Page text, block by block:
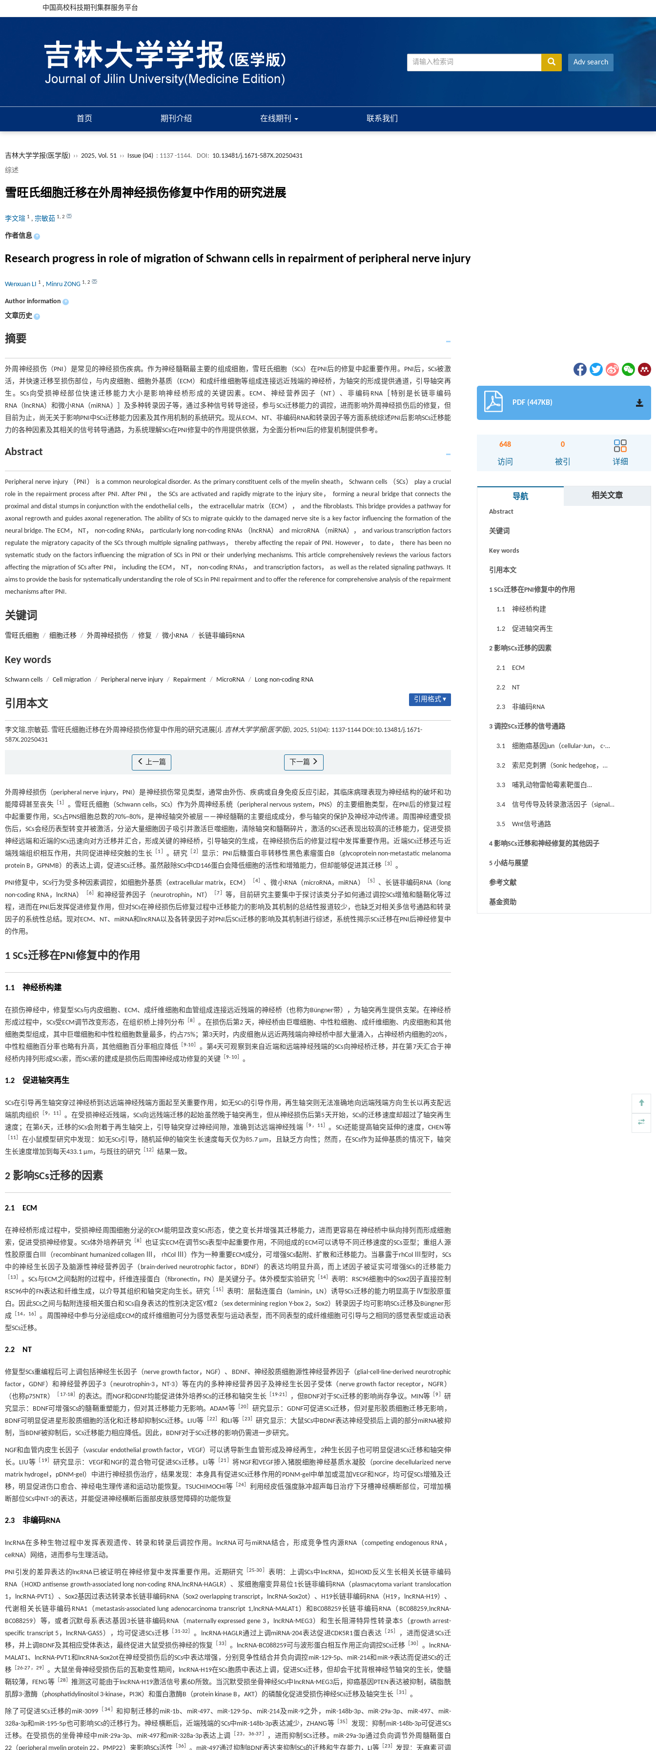
中国高校科技期刊集群服务平台
Adv search
首页 期刊介绍 在线期刊 联系我们
吉林大学学报(医学版) ›› 2025, Vol. 51 ›› Issue (04) : 1137 -1144. DOI: 10.13481/j.1671-587X.20250431
综述
雪旺氏细胞迁移在外周神经损伤修复中作用的研究进展
李文瑄 1 , 宗敏茹 1, 2
作者信息 +
Research progress in role of migration of Schwann cells in repairment of peripheral nerve injury
Wenxuan LI 1 , Minru ZONG 1, 2
Author information +
文章历史 +
摘要
外周神经损伤（PNI）是常见的神经损伤疾病。作为神经髓鞘最主要的组成细胞，雪旺氏细胞（SCs）在PNI后的修复中起重要作用。PNI后，SCs被激
活，并快速迁移至损伤部位，与内皮细胞、细胞外基质（ECM）和成纤维细胞等组成连接远近残端的神经桥，为轴突的形成提供通道，引导轴突再
生。SCs向受损神经部位快速迁移能力大小是影响神经桥形成的关键因素。ECM、神经营养因子（NT）、非编码RNA［特别是长链非编码
RNA（lncRNA）和微小RNA（miRNA）］及多种转录因子等，通过多种信号转导途径，参与SCs迁移能力的调控，进而影响外周神经损伤后的修复，但
目前为止，尚无关于影响PNI中SCs迁移能力因素及其作用机制的系统研究。现从ECM、NT、非编码RNA和转录因子等方面系统综述PNI后影响SCs迁移能
力的各种因素及其相关的信号转导通路，为系统理解SCs在PNI修复中的作用提供依据，为全面分析PNI后的修复机制提供参考。
Abstract
Peripheral nerve injury （PNI） is a common neurological disorder. As the primary constituent cells of the myelin sheath， Schwann cells （SCs） play a crucial
role in the repairment process after PNI. After PNI， the SCs are activated and rapidly migrate to the injury site， forming a neural bridge that connects the
proximal and distal stumps in conjunction with the endothelial cells， the extracellular matrix（ECM）， and the fibroblasts. This bridge provides a pathway for
axonal regrowth and guides axonal regeneration. The ability of SCs to migrate quickly to the damaged nerve site is a key factor influencing the formation of the
neural bridge. The ECM， NT， non-coding RNAs， particularly long non-coding RNAs （lncRNA） and microRNA （miRNA）， and various transcription factors
regulate the migratory capacity of the SCs through multiple signaling pathways， thereby affecting the repair of PNI. However， to date， there has been no
systematic study on the factors influencing the migration of SCs in PNI or their underlying mechanisms. This article comprehensively reviews the various factors
affecting the migration of SCs after PNI， including the ECM， NT， non-coding RNAs， and transcription factors， as well as the related signaling pathways. It
aims to provide the basis for systematically understanding the role of SCs in PNI repairment and to offer the reference for comprehensive analysis of the repairment
mechanisms after PNI.
关键词
雪旺氏细胞 / 细胞迁移 / 外周神经损伤 / 修复 / 微小RNA / 长链非编码RNA
Key words
Schwann cells / Cell migration / Peripheral nerve injury / Repairment / MicroRNA / Long non-coding RNA
引用本文 引用格式 ▾
李文瑄,宗敏茹. 雪旺氏细胞迁移在外周神经损伤修复中作用的研究进展[J]. 吉林大学学报(医学版), 2025, 51(04): 1137-1144 DOI:10.13481/j.1671-
587X.20250431
上一篇 下一篇
外周神经损伤（peripheral nerve injury，PNI）是神经损伤常见类型，通常由外伤、疾病或自身免疫反应引起，其临床病理表现为神经结构的破坏和功
能障碍甚至丧失
1
。雪旺氏细胞（Schwann cells，SCs）作为外周神经系统（peripheral nervous system，PNS）的主要细胞类型，在PNI后的修复过程
中起重要作用，SCs占PNS细胞总数的70%~80%，是神经轴突外被层——神经髓鞘的主要组成成分，参与轴突的保护及神经冲动传递。周围神经遭受损
伤后，SCs会经历表型转变并被激活，分泌大量细胞因子吸引并激活巨噬细胞，清除轴突和髓鞘碎片，激活的SCs还表现出较高的迁移能力，促进受损
神经远端和近端的SCs迅速向对方迁移并汇合，形成关键的神经桥，引导轴突的生成，在神经损伤后的修复过程中发挥重要作用。近端SCs迁移还与近
端残端组织相互作用，共同促进神经突触的生长［ 1 。研究 2
显示：PNI后糖蛋白非转移性黑色素瘤蛋白B（glycoprotein non-metastatic melanoma
protein B，GPNMB）的表达上调，促进SCs迁移。虽然敲除SCs中CD146蛋白会降低细胞的活性和增殖能力，但却能够促进其迁移
3 。
PNI修复中，SCs行为受多种因素调控，如细胞外基质（extracellular matrix，ECM） 4］ 、微小RNA（microRNA，miRNA） 5
、长链非编码RNA（long
non-coding RNA，lncRNA）
6］和神经营养因子（neurotrophin，NT） ［7 ］等，目前研究主要集中于探讨该类分子如何通过调控SCs增殖和髓鞘化等过
程，进而在PNI后发挥促进修复作用，但对SCs在神经损伤后修复过程中迁移能力的影响及其机制的总结性报道较少，也缺乏对相关多信号通路和转录
因子的系统性总结。现对ECM、NT、miRNA和lncRNA以及各转录因子对PNI后SCs迁移的影响及其机制进行综述，系统性揭示SCs迁移在PNI后神经修复中
的作用。
1 SCs迁移在PNI修复中的作用
1.1 神经桥构建
在损伤神经中，修复型SCs与内皮细胞、ECM、成纤维细胞和血管组成连接远近残端的神经桥（也称为Büngner带），为轴突再生提供支架。在神经桥
形成过程中，SCs受ECM调节改变形态，在组织桥上排列分布
［8
。在损伤后第2 天，神经桥由巨噬细胞、中性粒细胞、成纤维细胞、内皮细胞和其他
细胞类型组成，其中巨噬细胞和中性粒细胞数量最多，约占75%；第3天时，内皮细胞从远近两残端向神经桥中部大量涌入，占神经桥内细胞的20%，
中性粒细胞百分率也略有升高，其他细胞百分率相应降低［9-10
。第4天可观察到来自近端和远端神经残端的SCs向神经桥迁移，并在第7天汇合于神
经桥内排列形成SCs索，而SCs索的建成是损伤后周围神经成功修复的关键
9- 10 。
1.2 促进轴突再生
SCs在引导再生轴突穿过神经桥到达远端神经残端方面起至关重要作用，如无SCs的引导作用，再生轴突则无法准确地向远端残端方向生长以再支配远
端肌肉组织
9， 11
。在受损神经近残端，SCs向远残端迁移的起始虽然晚于轴突再生，但从神经损伤后第5天开始，SCs的迁移速度却超过了轴突再生
速度；在第6天，迁移的SCs会附着于再生轴突上，引导轴突穿过神经间隙，准确到达远端神经残端［9， 11 。SCs还能提高轴突延伸的速度，CHEN等
11
在小鼠模型研究中发现：如无SCs引导，随机延伸的轴突生长速度每天仅为85.7 μm，且缺乏方向性；然而，在SCs作为延伸基质的情况下，轴突
生长速度增加到每天433.1 μm，与既往的研究
12 结果一致。
2 影响SCs迁移的因素
2.1 ECM
在神经桥形成过程中，受损神经周围细胞分泌的ECM能明显改变SCs形态，使之变长并增强其迁移能力，进而更容易在神经桥中纵向排列而形成细胞
索，促进受损神经修复。SCs体外培养研究
8 ］也证实ECM在调节SCs表型中起重要作用，不同组成的ECM可以诱导不同迁移速度的SCs亚型；重组人源
性胶原蛋白Ⅲ（recombinant humanized collagen Ⅲ， rhCol Ⅲ）作为一种重要ECM成分，可增强SCs黏附、扩散和迁移能力。当暴露于rhCol Ⅲ型时，SCs
中的神经生长因子及脑源性神经营养因子（brain-derived neurotrophic factor，BDNF）的表达均明显升高，而上述因子被证实可增强SCs的迁移能力
13 。SCs与ECM之间黏附的过程中，纤维连接蛋白（fibronectin，FN）是关键分子。体外模型实验研究 14］ 表明：RSC96细胞中的Sox2因子直接控制
RSC96中的FN表达和纤维生成，以介导其组织和轴突定向生长。研究
15
表明：层黏连蛋白（laminin，LN）诱导SCs迁移的能力明显高于Ⅳ型胶原蛋
白。因此SCs之间与黏附连接相关蛋白和SCs自身表达的性别决定区Y框2（sex determining region Y-box 2，Sox2）转录因子均可影响SCs迁移及Büngner形
成
14， 16
。周围神经中参与分泌组成ECM的成纤维细胞可分为感觉表型与运动表型，而不同表型的成纤维细胞可引导与之相同的感觉表型或运动表
型SCs迁移。
2.2 NT
修复型SCs重编程后可上调包括神经生长因子（nerve growth factor，NGF）、BDNF、神经胶质细胞源性神经营养因子（glial-cell-line-derived neurotrophic
factor，GDNF）和神经营养因子3（neurotrophin-3，NT-3）等在内的多种神经营养因子及神经生长因子受体（nerve growth factor receptor，NGFR）
（也称p75NTR）
17-18 的表达。而NGF和GDNF均能促进体外培养SCs的迁移和轴突生长［ 19-21 ，但BDNF对于SCs迁移的影响尚存争议。MIN等 ［9
研
究显示：BDNF可增强SCs的髓鞘重塑能力，但对其迁移能力无影响。ADAM等［20
研究显示：GDNF可促进SCs迁移，但对星形胶质细胞迁移无影响，
BDNF可明显促进星形胶质细胞的活化和迁移却抑制SCs迁移。LIU等
22 和LI等 ［23 ］研究显示：大鼠SCs中BDNF表达神经受损后上调的部分miRNA被抑
制，当BDNF被抑制后，SCs迁移能力相应降低。因此，BDNF对于SCs迁移的影响仍需进一步研究。
NGF和血管内皮生长因子（vascular endothelial growth factor，VEGF）可以诱导新生血管形成及神经再生，2种生长因子也可明显促进SCs迁移和轴突伸
长。LIU等
19］ 研究显示：VEGF和NGF的混合物可促进SCs迁移。LI等 ［21 ］将NGF和VEGF掺入猪脱细胞神经基质水凝胶（porcine decellularized nerve
matrix hydrogel，pDNM-gel）中进行神经损伤治疗，结果发现：本身具有促进SCs迁移作用的PDNM-gel中单加或混加VEGF和NGF，均可促SCs增殖及迁
移，明显促进伤口愈合、神经电生理传递和运动功能恢复。TSUCHIMOCHI等［24
利用经皮低强度脉冲超声每日治疗下牙槽神经横断部位，可增加横
断部位SCs中NT-3的表达，并能促进神经横断后面部皮肤感觉障碍的功能恢复
2.3 非编码RNA
lncRNA在多种生物过程中发挥表观遗传、转录和转录后调控作用。lncRNA可与miRNA结合，形成竞争性内源RNA（competing endogenous RNA，
ceRNA）网络，进而参与生理活动。
PNI引发的差异表达的lncRNA已被证明在神经修复中发挥重要作用。近期研究 ［25-30
表明：上调SCs中lncRNA，如HOXD反义生长相关长链非编码
RNA（HOXD antisense growth-associated long non-coding RNA,lncRNA-HAGLR）、浆细胞瘤变异易位1长链非编码RNA（plasmacytoma variant translocation
1，lncRNA-PVT1）、Sox2基因过表达转录本长链非编码RNA（Sox2 overlapping transcript，lncRNA-Sox2ot）、H19长链非编码RNA（H19，lncRNA-H19）、
代谢相关长链非编码RNA1（metastasis-associated lung adenocarcinoma transcript 1,lncRNA-MALAT1）和BC088259长链非编码RNA（BC088259,lncRNA-
BC088259）等，或者沉默母系表达基因3长链非编码RNA（maternally expressed gene 3，lncRNA-MEG3）和生长阻滞特异性转录本5（growth arrest-
specific transcript 5，lncRNA-GAS5），均可促进SCs迁移
31-32 。lncRNA-HAGLR通过上调miRNA-204表达促进CDK5R1蛋白表达 25
，进而促进SCs迁
移，并上调BDNF及其相应受体表达，最终促进大鼠受损伤神经的恢复
33 。lncRNA-BC088259可与波形蛋白相互作用正向调控SCs迁移 ［30
。lncRNA-
MALAT1、lncRNA-PVT1和lncRNA-Sox2ot在神经受损伤后的SCs中表达增强，分别竞争性结合并负向调控miR-129-5p、miR-214和miR-9表达而促进SCs的迁
移 ［26-27， 29］ 。大鼠坐骨神经受损伤后的瓦勒变性期间，lncRNA-H19在SCs胞质中表达上调，促进SCs迁移，但却会干扰背根神经节轴突的生长，使髓
鞘较薄，FENG等［ 28 ］推测这可能由于lncRNA-H19激活信号素6D所致。当沉默受损坐骨神经SCs中lncRNA-MEG3后，抑癌基因PTEN表达被抑制，磷脂酰
肌醇3-激酶（phosphatidylinositol 3-kinase，PI3K）和蛋白激酶B（protein kinase B，AKT）的磷酸化促进受损伤神经SCs迁移及轴突生长
31 。
除了可促进SCs迁移的miR-3099 34］和抑制迁移的miR-1b、miR-497、miR-129-5p、miR-214及miR-9之外，miR-148b-3p、miR-29a-3p、miR-497、miR-
328a-3p和miR-195-5p也可影响SCs的迁移行为。神经横断后，近端残端的SCs中miR-148b-3p表达减少，ZHANG等［35
发现：抑制miR-148b-3p可促进SCs
迁移。在受损伤的坐骨神经中miR-29a-3p、miR-497和miR-328a-3p表达上调
23， 36-37］
，进而抑制SCs迁移。miR-29a-3p通过负向调节外周髓鞘蛋白
22（peripheral myelin protein 22，PMP22）来影响SCs活性 ［36 。miR-497通过抑制BDNF表达来抑制SCs的迁移和生存能力，LI等［ 23 发现：天麻素可调
PDF (447KB)
648
访问
0
被引 详细
导航 相关文章
Abstract
关键词
Key words
引用本文
1 SCs迁移在PNI修复中的作用
1.1 神经桥构建
1.2 促进轴突再生
2 影响SCs迁移的因素
2.1 ECM
2.2 NT
2.3 非编码RNA
3 调控SCs迁移的信号通路
3.1 细胞癌基因jun（cellular-Jun， c-
Jun）信号通路
3.2 索尼克刺猬（Sonic hedgehog，
SHH）信号通路
3.3 哺乳动物雷帕霉素靶蛋白
（mammalian target of rapamycin，mTOR）
3.4 信号传导及转录激活因子（signal
transduction and activator of transcription，
3.5 Wnt信号通路
4 影响SCs迁移和神经修复的其他因子
5 小结与展望
参考文献
基金资助